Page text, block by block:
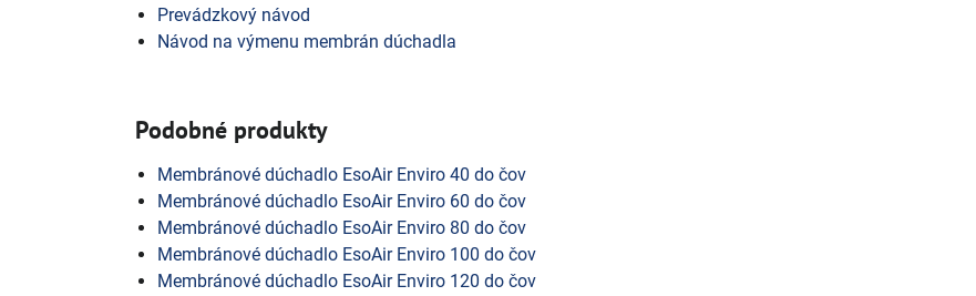
Prevádzkový návod
Návod na výmenu membrán dúchadla
Podobné produkty
Membránové dúchadlo EsoAir Enviro 40 do čov
Membránové dúchadlo EsoAir Enviro 60 do čov
Membránové dúchadlo EsoAir Enviro 80 do čov
Membránové dúchadlo EsoAir Enviro 100 do čov
Membránové dúchadlo EsoAir Enviro 120 do čov